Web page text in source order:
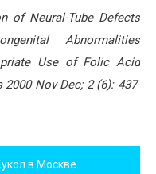
of Neural-Tube Defects
Abnormalities
Use of Folic Acid
Nov-Dec; 2 (6): 437-
в Москве